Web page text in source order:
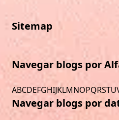
Sitemap
Navegar blogs por
ABCDEFGHIJKLMNOPQRSTU
Navegar blogs por